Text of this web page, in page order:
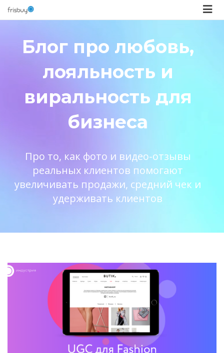
Блог про любовь,
лояльность и
виральность для
бизнеса
Про то, как фото и видео-отзывы
реальных клиентов помогают
увеличивать продажи, средний чек и
удерживать клиентов